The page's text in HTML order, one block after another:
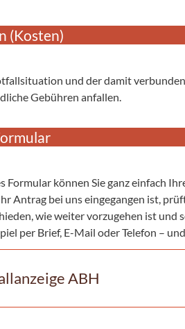
(Kosten)
und der damit
Gebühren anfallen.
Formular können Sie ganz einfach
Antrag bei uns eingegangen ist,
wie weiter vorzugehen ist und
per Brief, E-Mail oder Telefon –
ABH